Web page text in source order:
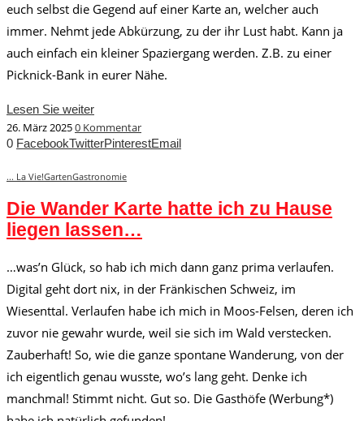
euch selbst die Gegend auf einer Karte an, welcher auch
immer. Nehmt jede Abkürzung, zu der ihr Lust habt. Kann ja
auch einfach ein kleiner Spaziergang werden. Z.B. zu einer
Picknick-Bank in eurer Nähe.
Lesen Sie weiter
26. März 20250 Kommentar
0 FacebookTwitterPinterestEmail
... La Vie!GartenGastronomie
Die Wander Karte hatte ich zu Hause
liegen lassen…
…was’n Glück, so hab ich mich dann ganz prima verlaufen.
Digital geht dort nix, in der Fränkischen Schweiz, im
Wiesenttal. Verlaufen habe ich mich in Moos-Felsen, deren ich
zuvor nie gewahr wurde, weil sie sich im Wald verstecken.
Zauberhaft! So, wie die ganze spontane Wanderung, von der
ich eigentlich genau wusste, wo’s lang geht. Denke ich
manchmal! Stimmt nicht. Gut so. Die Gasthöfe (Werbung*)